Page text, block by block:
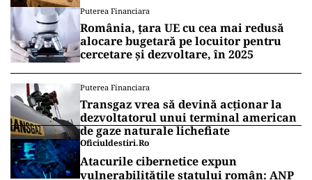
Puterea Financiara
România, țara UE cu cea mai redusă
alocare bugetară pe locuitor pentru
cercetare și dezvoltare, în 2025
Puterea Financiara
Transgaz vrea să devină acționar la
dezvoltatorul unui terminal american
de gaze naturale lichefiate
Oficiuldestiri.ro
Atacurile cibernetice expun
vulnerabilitățile statului român: ANP